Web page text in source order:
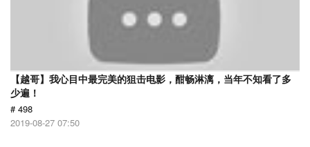
【越哥】我心目中最完美的狙击电影，酣畅淋漓，当年不知看了多
少遍！
# 498
2019-08-27 07:50